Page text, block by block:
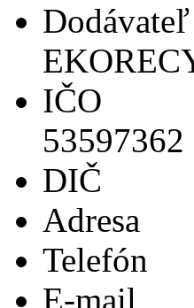
Dodávateľ
IČO
53597362
DIČ
Adresa
Telefón
E-mail